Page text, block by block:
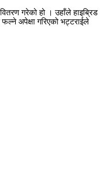
गरेको हो । उहाँले हाइब्रिड
अपेक्षा गरिएको भट्टराईले